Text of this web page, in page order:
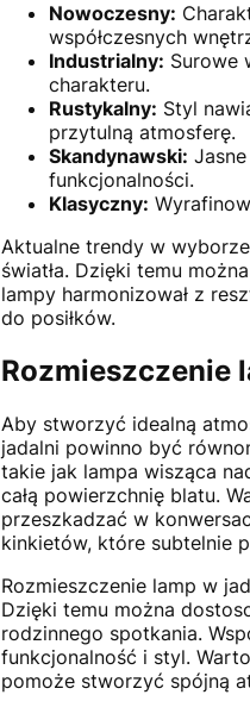
Nowoczesny:
współczesnych
Industrialny: Surowe
charakteru.
Rustykalny: Styl
przytulną atmosferę.
Skandynawski:
funkcjonalności.
Klasyczny:
Aktualne trendy w
światła. Dzięki temu
lampy harmonizował z
do posiłków.
Rozmieszczenie
Aby stworzyć idealną
jadalni powinno być
takie jak lampa wisząca
całą powierzchnię blatu.
przeszkadzać w
kinkietów, które subtelnie
Rozmieszczenie lamp w
Dzięki temu można
rodzinnego spotkania.
funkcjonalność i styl.
pomoże stworzyć spójną